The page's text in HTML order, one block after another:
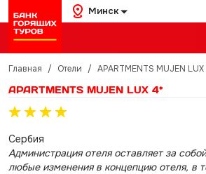
Минск
Главная / Отели / APARTMENTS MUJEN
APARTMENTS MUJEN LUX 4*
Сербия
Администрация отеля оставляет за
любые изменения в концепцию отеля, в